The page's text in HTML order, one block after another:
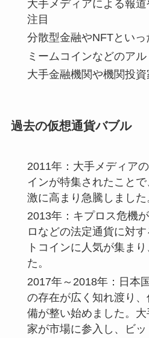
大手メディアによる報
注目
分散型金融やNFTといっ
ミームコインなどのア
大手金融機関や機関投資
過去の仮想通貨バブル
2011年：大手メディア
インが特集されたこと
激に高まり急騰しました
2013年：キプロス危機
ロなどの法定通貨に対
トコインに人気が集ま
た。
2017年～2018年：日本
の存在が広く知れ渡り
備が整い始めました。
家が市場に参入し、ビ